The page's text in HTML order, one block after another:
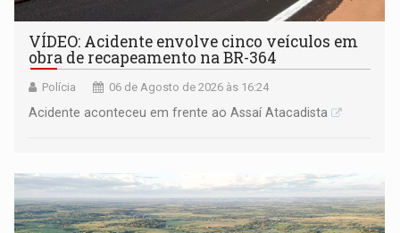
VÍDEO: Acidente envolve cinco veículos em
obra de recapeamento na BR-364
Polícia 06 de Agosto de 2026 às 16:24
Acidente aconteceu em frente ao Assaí Atacadista